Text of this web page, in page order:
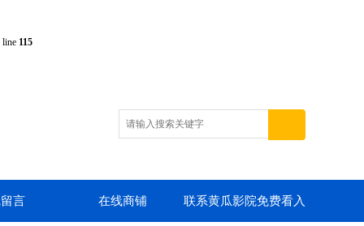
115
言 在线商铺 联系黄瓜影院免费看入